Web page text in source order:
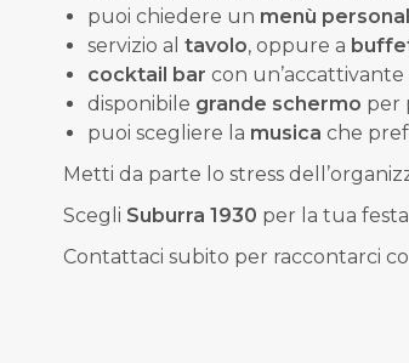
puoi chiedere un menù
servizio al tavolo, oppure a
cocktail bar con
disponibile grande schermo per
puoi scegliere la musica che
Metti da parte lo stress
Scegli Suburra 1930 per la tua
Contattaci subito per raccontarci